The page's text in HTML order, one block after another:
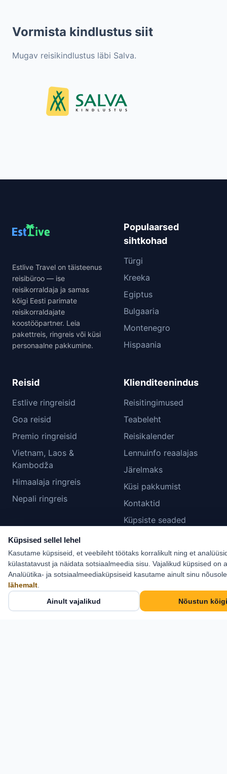
Vormista kindlustus siit
Mugav reisikindlustus läbi Salva.
Estlive Travel on täisteenus
reisibüroo — ise
reisikorraldaja ja samas
kõigi Eesti parimate
reisikorraldajate
koostööpartner. Leia
pakettreis, ringreis või küsi
personaalne pakkumine.
Populaarsed
sihtkohad
Türgi
Kreeka
Egiptus
Bulgaaria
Montenegro
Hispaania
Reisid
Estlive ringreisid
Goa reisid
Premio ringreisid
Vietnam, Laos &
Kambodža
Himaalaja ringreis
Nepali ringreis
Klienditeenindus
Reisitingimused
Teabeleht
Reisikalender
Lennuinfo reaalajas
Järelmaks
Küsi pakkumist
Kontaktid
Küpsiste seaded
Kontakt
Estlive Travel OÜ
Cosius Pubi, II korrus
Pikk tn 21, Kose,
Küpsised sellel lehel
Kasutame küpsiseid, et veebileht töötaks korralikult ning et
külastatavust ja näidata sotsiaalmeedia sisu. Vajalikud küpsised on
Analüütika- ja sotsiaalmeediaküpsiseid kasutame ainult sinu
lähemalt.
Ainult vajalikud Nõustun